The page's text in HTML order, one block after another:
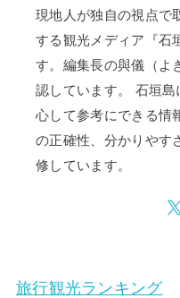
現地人が独自の視点で
する観光メディア『石
す。編集長の與儀（よ
認しています。 石垣
心して参考にできる情
の正確性、分かりやす
修しています。
旅行観光ランキング